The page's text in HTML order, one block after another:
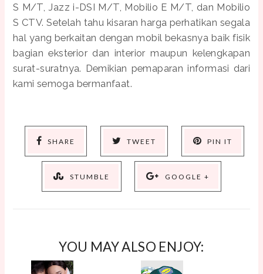
S M/T, Jazz i-DSI M/T, Mobilio E M/T, dan Mobilio
S CTV. Setelah tahu kisaran harga perhatikan segala
hal yang berkaitan dengan mobil bekasnya baik fisik
bagian eksterior dan interior maupun kelengkapan
surat-suratnya. Demikian pemaparan informasi dari
kami semoga bermanfaat.
SHARE TWEET PIN IT
STUMBLE GOOGLE +
YOU MAY ALSO ENJOY: